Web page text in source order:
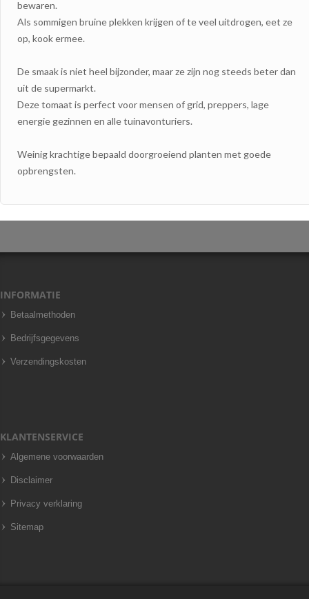
bewaren.
Als sommigen bruine plekken krijgen of te veel uitdrogen, eet ze
op, kook ermee.
De smaak is niet heel bijzonder, maar ze zijn nog steeds beter dan
uit de supermarkt.
Deze tomaat is perfect voor mensen of grid, preppers, lage
energie gezinnen en alle tuinavonturiers.
Weinig krachtige bepaald doorgroeiend planten met goede
opbrengsten.
INFORMATIE
Betaalmethoden
Bedrijfsgegevens
Verzendingskosten
KLANTENSERVICE
Algemene voorwaarden
Disclaimer
Privacy verklaring
Sitemap